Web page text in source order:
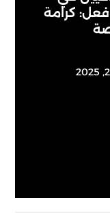
فعل: كرامة